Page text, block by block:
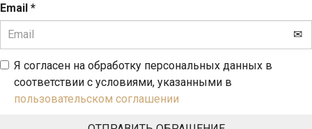
Email *
Я согласен на обработку персональных данных в
соответствии с условиями, указанными в
пользовательском соглашении